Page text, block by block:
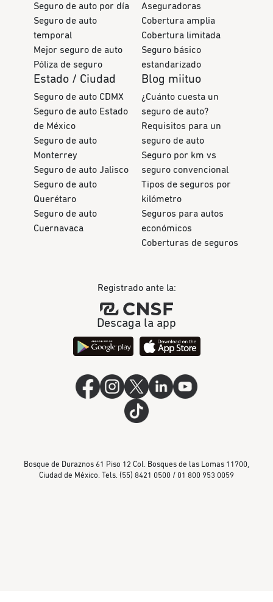
Seguro de auto por día
Seguro de auto
temporal
Mejor seguro de auto
Póliza de seguro
Aseguradoras
Cobertura amplia
Cobertura limitada
Seguro básico
estandarizado
Estado / Ciudad
Seguro de auto CDMX
Seguro de auto Estado
de México
Seguro de auto
Monterrey
Seguro de auto Jalisco
Seguro de auto
Querétaro
Seguro de auto
Cuernavaca
Blog miituo
¿Cuánto cuesta un
seguro de auto?
Requisitos para un
seguro de auto
Seguro por km vs
seguro convencional
Tipos de seguros por
kilómetro
Seguros para autos
económicos
Coberturas de seguros
Registrado ante la:
Descaga la app
Bosque de Duraznos 61 Piso 12 Col. Bosques de las Lomas 11700,
Ciudad de México. Tels. (55) 8421 0500 / 01 800 953 0059